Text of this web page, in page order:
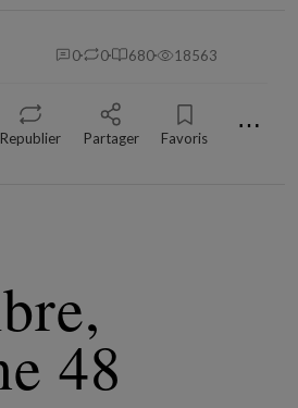
0 0 680 18563
Republier Partager Favoris ⋯
48